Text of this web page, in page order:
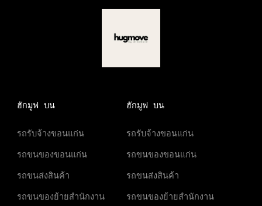
ฮักมูฟ บน
รถรับจ้างขอนแก่น
รถขนของขอนแก่น
รถขนส่งสินค้า
รถขนของย้ายสำนักงาน
ฮักมูฟ บน
รถรับจ้างขอนแก่น
รถขนของขอนแก่น
รถขนส่งสินค้า
รถขนของย้ายสำนักงาน